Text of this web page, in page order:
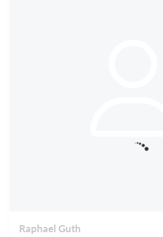
Raphael Guth